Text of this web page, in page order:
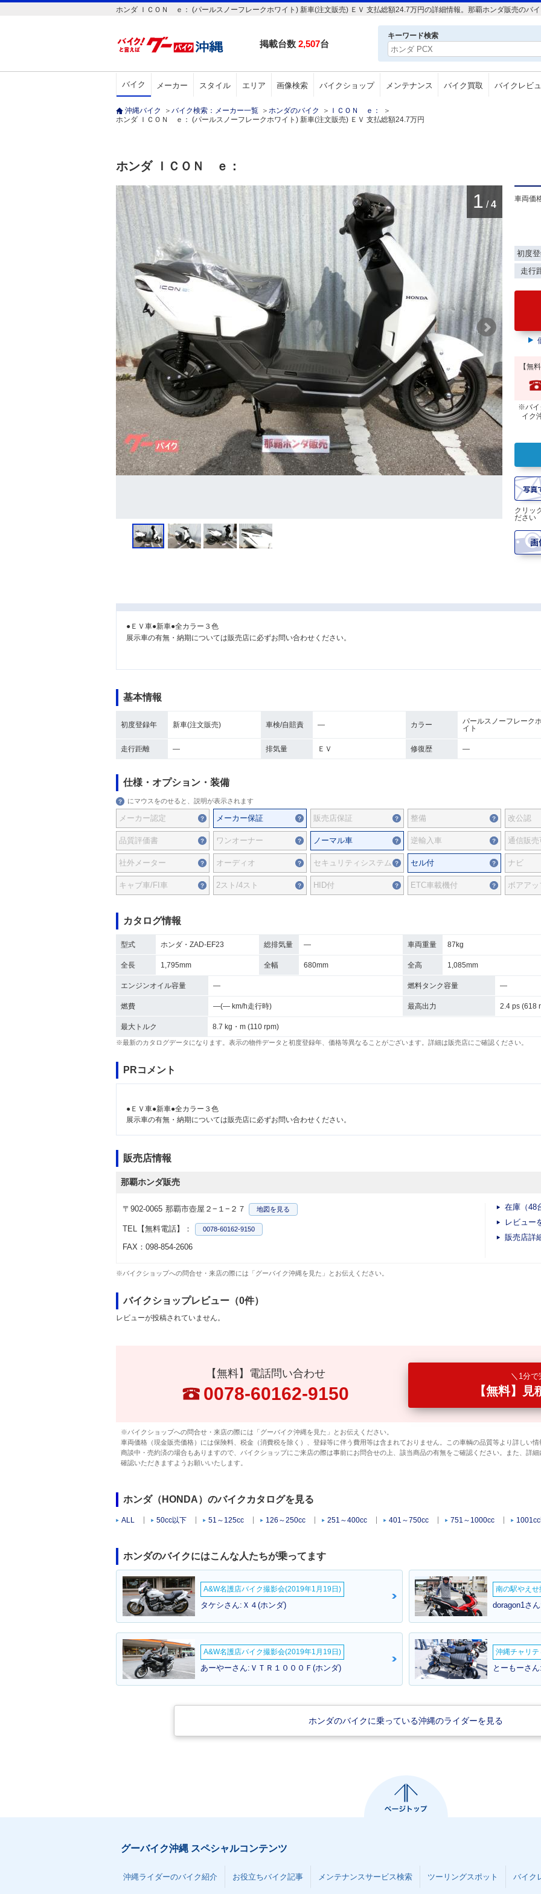
ホンダ ＩＣＯＮ ｅ： (パールスノーフレークホワイト) 新車(注文販売) ＥＶ 支払総額24.7万円の詳細情報。那覇ホンダ販売のバイ
掲載台数 2,507台
キーワード検索
バイク メーカー スタイル エリア 画像検索 バイクショップ メンテナンス バイク買取 バイクレビ
沖縄バイク ＞ バイク検索：メーカー一覧 ＞ ホンダのバイク ＞ ＩＣＯＮ ｅ：
＞
ホンダ ＩＣＯＮ ｅ： (パールスノーフレークホワイト) 新車(注文販売) ＥＶ 支払総額24.7万円
ホンダ ＩＣＯＮ ｅ：
1 / 4
車両価
初度
走行
【無
※バイ
イク
クリッ
ださい
●ＥＶ車●新車●全カラー３色
展示車の有無・納期については販売店に必ずお問い合わせください。
基本情報
初度登録年 新車(注文販売) 車検/自賠責 ― カラー
パールスノーフレーク
イト
走行距離 ― 排気量 ＥＶ 修復歴 ―
仕様・オプション・装備
にマウスをのせると、説明が表示されます
メーカー認定 メーカー保証 販売店保証 整備 改公認
品質評価書 ワンオーナー ノーマル車 逆輸入車 通信販売
社外メーター オーディオ セキュリティシステム セル付 ナビ
キャブ車/FI車 2スト/4スト HID付 ETC車載機付 ボアアッ
カタログ情報
型式 ホンダ・ZAD-EF23 総排気量 ― 車両重量 87kg
全長 1,795mm 全幅 680mm 全高 1,085mm
エンジンオイル容量 ― 燃料タンク容量 ―
燃費 ―(― km/h走行時) 最高出力 2.4 ps (618
最大トルク 8.7 kg・m (110 rpm)
※最新のカタログデータになります。表示の物件データと初度登録年、価格等異なることがございます。詳細は販売店にご確認ください。
PRコメント
●ＥＶ車●新車●全カラー３色
展示車の有無・納期については販売店に必ずお問い合わせください。
販売店情報
那覇ホンダ販売
〒902-0065 那覇市壺屋２−１−２７ 地図を見る
TEL【無料電話】： 0078-60162-9150
FAX：098-854-2606
在庫（48
レビュー
販売店詳
※バイクショップへの問合せ・来店の際には「グーバイク沖縄を見た」とお伝えください。
バイクショップレビュー（0件）
レビューが投稿されていません。
【無料】電話問い合わせ
0078-60162-9150
1分で
【無料】
※バイクショップへの問合せ・来店の際には「グーバイク沖縄を見た」とお伝えください。
車両価格（現金販売価格）には保険料、税金（消費税を除く）、登録等に伴う費用等は含まれておりません。この車輌の品質等より詳しい情
商談中・売約済の場合もありますので、バイクショップにご来店の際は事前にお問合せの上、該当商品の有無をご確認ください。また、詳
確認いただきますようお願いいたします。
ホンダ（HONDA）のバイクカタログを見る
ALL 50cc以下 51～125cc 126～250cc 251～400cc 401～750cc 751～1000cc
ホンダのバイクにはこんな人たちが乗ってます
A&W名護店バイク撮影会(2019年1月19日)
タケシさん:Ｘ４(ホンダ)
南の駅やえせ
doragon1さ
A&W名護店バイク撮影会(2019年1月19日)
あーやーさん:ＶＴＲ１０００Ｆ(ホンダ)
沖縄チャリテ
とーもーさ
ホンダのバイクに乗っている沖縄のライダーを見る
グーバイク沖縄 スペシャルコンテンツ
沖縄ライダーのバイク紹介 お役立ちバイク記事 メンテナンスサービス検索 ツーリングスポット バイク